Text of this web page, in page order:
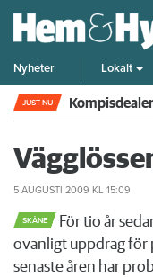
Nyheter Lokalt
JUST NU
5 AUGUSTI 2009 KL 15:09
SKÅNE
För tio år
ovanligt uppdrag för
senaste åren har